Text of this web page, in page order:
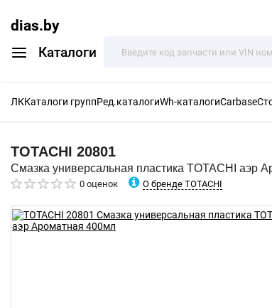
dias.by
Каталоги
ЛККаталоги группРед.каталогиWh-каталогиCarbase
TOTACHI 20801
Смазка универсальная пластика TOTACHI аэр
0 оценок О бренде TOTACHI